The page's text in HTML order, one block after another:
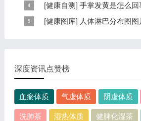
区，以及自然疗法、反射区疗法、食疗
耳穴在耳郭的分布有一定规律，耳穴
个倒置在子宫内的胎儿，头部朝下，
规律是，与面颊相应的穴位在耳垂；与
[健康自测] 手掌发黄是怎么回
手掌发黄，一般是血管内血液不充盈
[健康图库] 人体淋巴分布图图
深度资讯点赞榜
血瘀体质 气虚体质 阴虚体质
洗肺茶 湿热体质 健脾化湿茶